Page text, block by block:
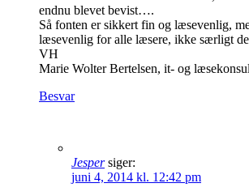
endnu blevet bevist….
Så fonten er sikkert fin og læsevenlig,
læsevenlig for alle læsere, ikke særligt
VH
Marie Wolter Bertelsen, it- og
Besvar
Jesper siger:
juni 4, 2014 kl. 12:42 pm